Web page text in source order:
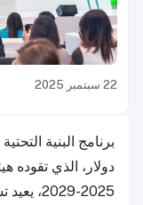
22 سبتمبر 2025
دولار، الذي تقوده
2025-